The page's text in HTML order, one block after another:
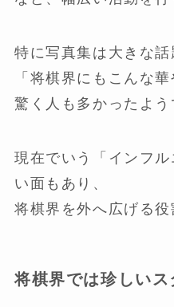
特に写真集は大きな話
「将棋界にもこんな
驚く人も多かったよう
現在でいう「インフ
い面もあり、
将棋界を外へ広げる役
将棋界では珍しいス